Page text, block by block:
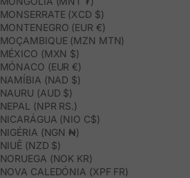
MONSERRATE (XCD $)
MONTENEGRO (EUR €)
MOÇAMBIQUE (MZN MTN)
MÉXICO (MXN $)
MÓNACO (EUR €)
NAMÍBIA (NAD $)
NAURU (AUD $)
NEPAL (NPR RS.)
NICARÁGUA (NIO C$)
NIGÉRIA (NGN ₦)
NIUÊ (NZD $)
NORUEGA (NOK KR)
NOVA CALEDÓNIA (XPF FR)